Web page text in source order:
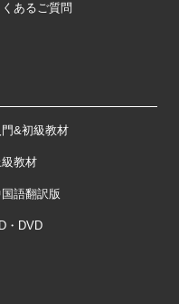
くあるご質問
門&初級教材
教材
語翻訳版
・DVD